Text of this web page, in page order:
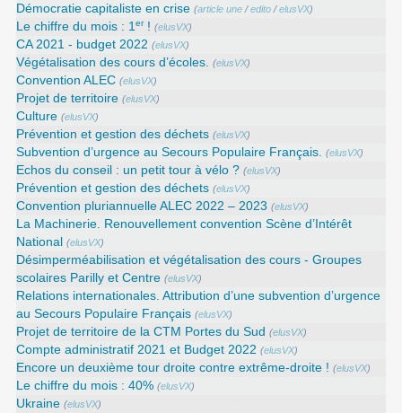
Démocratie capitaliste en crise (article une /edito /elusVX)
Le chiffre du mois : 1er! (elusVX)
CA 2021 - budget 2022 (elusVX)
Végétalisation des cours d’écoles. (elusVX)
Convention ALEC (elusVX)
Projet de territoire (elusVX)
Culture (elusVX)
Prévention et gestion des déchets (elusVX)
Subvention d’urgence au Secours Populaire Français. (elusVX)
Echos du conseil : un petit tour à vélo ? (elusVX)
Prévention et gestion des déchets (elusVX)
Convention pluriannuelle ALEC 2022 – 2023 (elusVX)
La Machinerie. Renouvellement convention Scène d’Intérêt
National (elusVX)
Désimperméabilisation et végétalisation des cours - Groupes
scolaires Parilly et Centre (elusVX)
Relations internationales. Attribution d’une subvention d’urgence
au Secours Populaire Français (elusVX)
Projet de territoire de la CTM Portes du Sud (elusVX)
Compte administratif 2021 et Budget 2022 (elusVX)
Encore un deuxième tour droite contre extrême-droite ! (elusVX)
Le chiffre du mois : 40% (elusVX)
Ukraine (elusVX)